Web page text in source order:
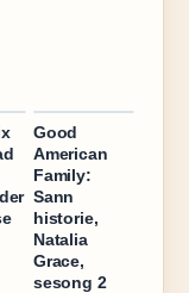
Good
American
Family:
Sann
historie,
Natalia
Grace,
sesong 2